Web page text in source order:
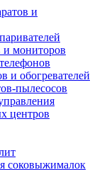
и
и мониторов
и обогревателей
пылесосов
центров
соковыжималок